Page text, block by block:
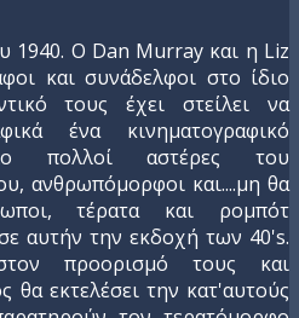
1940. O Dan Murray και η Liz
και συνάδελφοι στο ίδιο
τους έχει στείλει να
ένα κινηματογραφικό
πολλοί αστέρες του
ανθρωπόμορφοι και....μη θα
τέρατα και ρομπότ
αυτήν την εκδοχή των 40's.
προορισμό τους και
θα εκτελέσει την κατ'αυτούς